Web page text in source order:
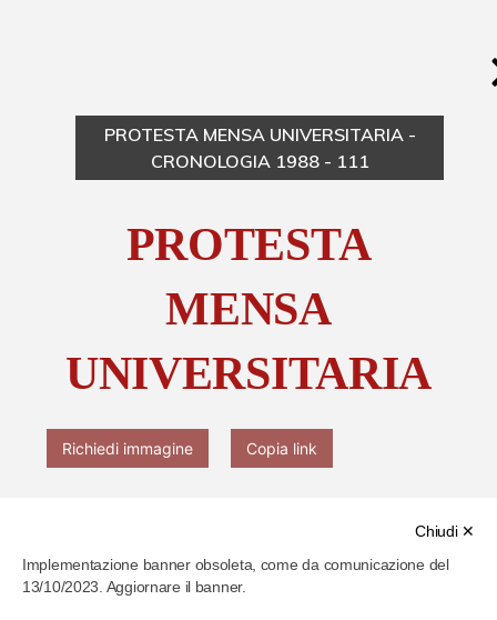
Chi è Paolo Ferrari
PROTESTA MENSA UNIVERSITARIA -
CRONOLOGIA 1988 - 111
PROTESTA
MENSA
UNIVERSITARIA
Richiedi immagine Copia link
Cod. identificativo
Chiudi ✕
Implementazione banner obsoleta, come da comunicazione del
13/10/2023. Aggiornare il banner.